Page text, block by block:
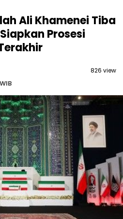
Ali Khamenei Tiba
Prosesi
826 view